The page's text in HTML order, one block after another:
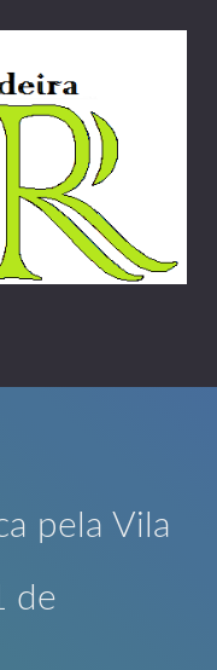
pela Vila
de